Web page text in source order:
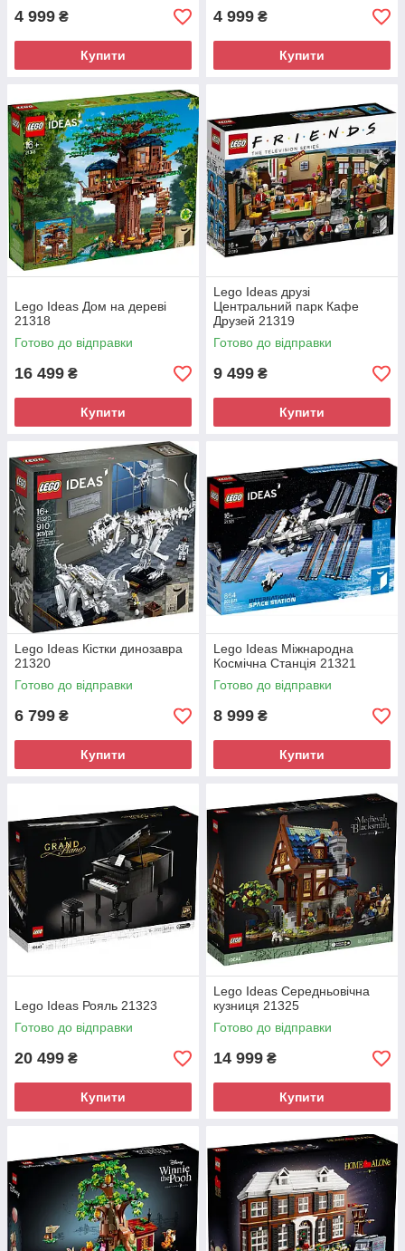
4 999 ₴
Купити
4 999 ₴
Купити
Lego Ideas Дом на дереві
21318
Готово до відправки
16 499 ₴
Купити
Lego Ideas друзі
Центральний парк Кафе
Друзей 21319
Готово до відправки
9 499 ₴
Купити
Lego Ideas Кістки динозавра
21320
Готово до відправки
6 799 ₴
Купити
Lego Ideas Міжнародна
Космічна Станція 21321
Готово до відправки
8 999 ₴
Купити
Lego Ideas Рояль 21323
Готово до відправки
20 499 ₴
Купити
Lego Ideas Середньовічна
кузниця 21325
Готово до відправки
14 999 ₴
Купити